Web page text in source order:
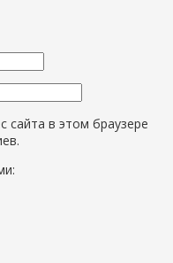
сайта в этом браузере